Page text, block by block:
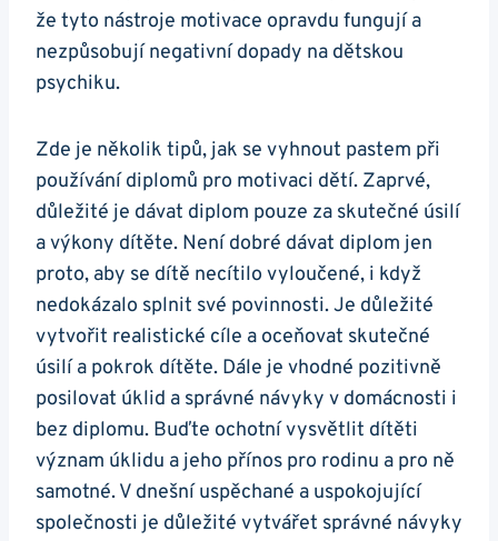
že tyto nástroje motivace opravdu fungují a
nezpůsobují negativní dopady na dětskou
psychiku.
Zde je několik tipů, jak se vyhnout pastem při
používání diplomů pro motivaci dětí. Zaprvé,
důležité je dávat diplom pouze za skutečné úsilí
a výkony dítěte. Není dobré dávat diplom jen
proto, aby se dítě necítilo vyloučené, i když
nedokázalo splnit své povinnosti. Je důležité
vytvořit realistické cíle a oceňovat skutečné
úsilí a pokrok dítěte. Dále je vhodné pozitivně
posilovat úklid a správné návyky v domácnosti i
bez diplomu. Buďte ochotní vysvětlit dítěti
význam úklidu a jeho přínos pro rodinu a pro ně
samotné. V dnešní uspěchané a uspokojující
společnosti je důležité vytvářet správné návyky